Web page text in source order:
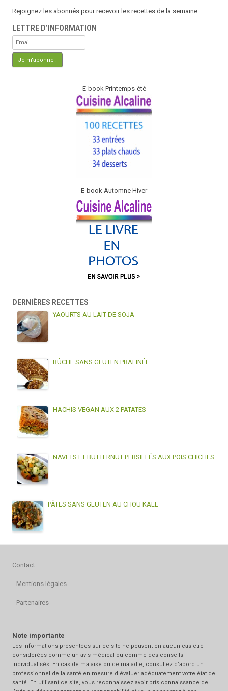
Rejoignez les abonnés pour recevoir les recettes de la semaine
LETTRE D’INFORMATION
E-book Printemps-été
E-book Automne Hiver
DERNIÈRES RECETTES
YAOURTS AU LAIT DE SOJA
BÛCHE SANS GLUTEN PRALINÉE
HACHIS VEGAN AUX 2 PATATES
NAVETS ET BUTTERNUT PERSILLÉS AUX POIS CHICHES
PÂTES SANS GLUTEN AU CHOU KALE
Contact
Mentions légales
Partenaires
Note importante
Les informations présentées sur ce site ne peuvent en aucun cas être
considérées comme un avis médical ou comme des conseils
individualisés. En cas de malaise ou de maladie, consultez d’abord un
professionnel de la santé en mesure d'évaluer adéquatement votre état de
santé. En utilisant ce site, vous reconnaissez avoir pris connaissance de